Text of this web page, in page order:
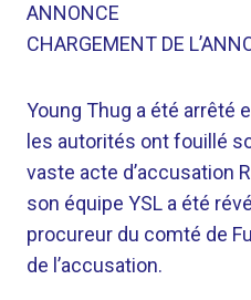
ANNONCE
CHARGEMENT DE
Young Thug a été arrêté
les autorités ont fouillé
vaste acte d’accusation
son équipe YSL a été
procureur du comté de
de l’accusation.